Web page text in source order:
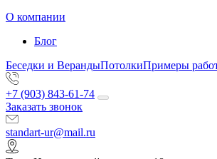
О компании
Блог
Беседки и ВерандыПотолкиПримеры
+7 (903) 843-61-74
Заказать звонок
standart-ur@mail.ru